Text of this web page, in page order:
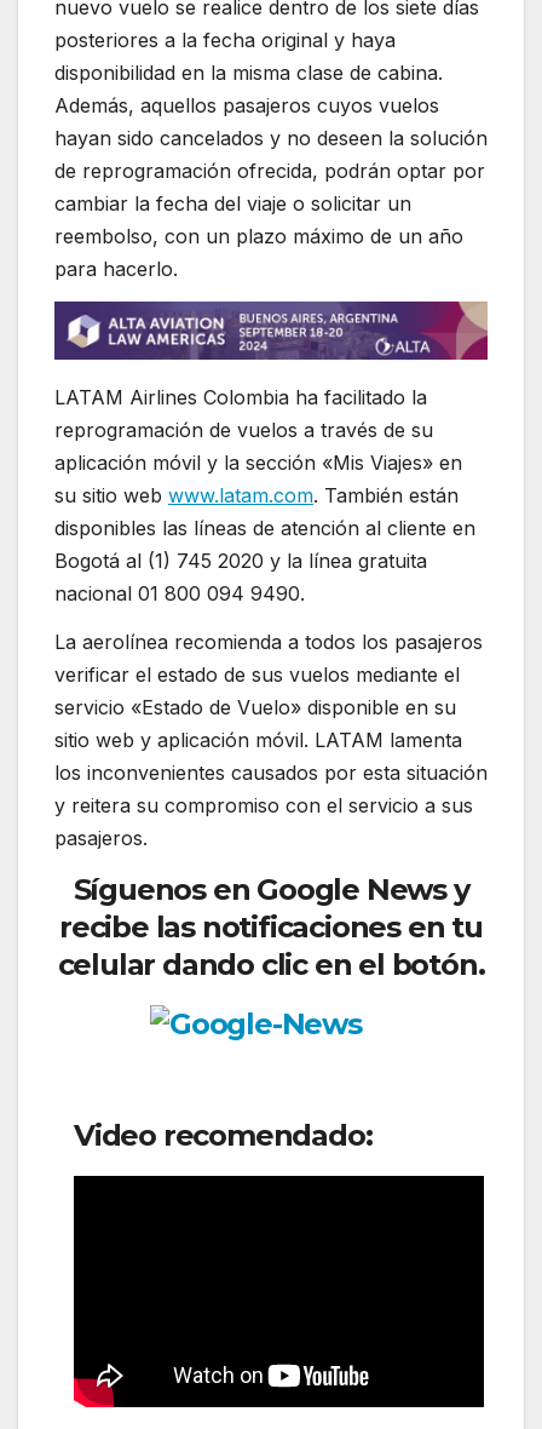
nuevo vuelo se realice dentro de los siete días
posteriores a la fecha original y haya
disponibilidad en la misma clase de cabina.
Además, aquellos pasajeros cuyos vuelos
hayan sido cancelados y no deseen la solución
de reprogramación ofrecida, podrán optar por
cambiar la fecha del viaje o solicitar un
reembolso, con un plazo máximo de un año
para hacerlo.
LATAM Airlines Colombia ha facilitado la
reprogramación de vuelos a través de su
aplicación móvil y la sección «Mis Viajes» en
su sitio web www.latam.com. También están
disponibles las líneas de atención al cliente en
Bogotá al (1) 745 2020 y la línea gratuita
nacional 01 800 094 9490.
La aerolínea recomienda a todos los pasajeros
verificar el estado de sus vuelos mediante el
servicio «Estado de Vuelo» disponible en su
sitio web y aplicación móvil. LATAM lamenta
los inconvenientes causados por esta situación
y reitera su compromiso con el servicio a sus
pasajeros.
Síguenos en Google News y
recibe las notificaciones en tu
celular dando clic en el botón.
Video recomendado: